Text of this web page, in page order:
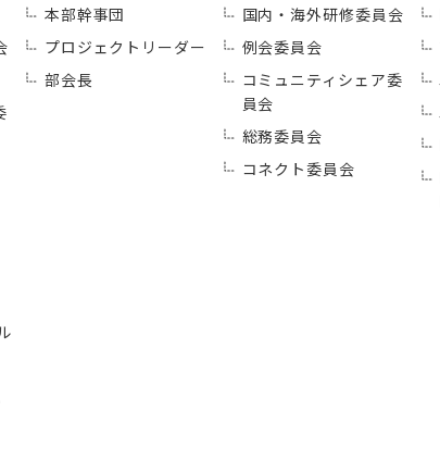
本部幹事団
プロジェクトリーダー
部会長
国内・海外研修委員会
例会委員会
コミュニティシェア委
員会
総務委員会
コネクト委員会